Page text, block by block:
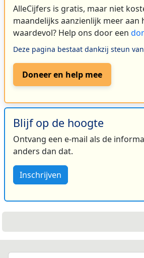
AlleCijfers is gratis, maar niet
maandelijks aanzienlijk meer
waardevol? Help ons door een
Deze pagina bestaat dankzij steun
Doneer en help mee
Blijf op de hoogte
Ontvang een e-mail als de
anders dan dat.
Inschrijven